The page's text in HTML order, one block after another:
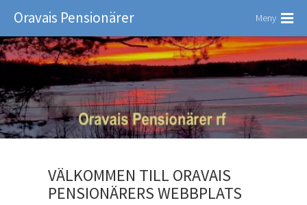
Oravais Pensionärer Meny
VÄLKOMMEN TILL ORAVAIS
PENSIONÄRERS WEBBPLATS